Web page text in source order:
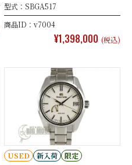
型式：SBGA517
商品ID：v7004
¥1,398,000 (税込)
USED 新入荷 限定